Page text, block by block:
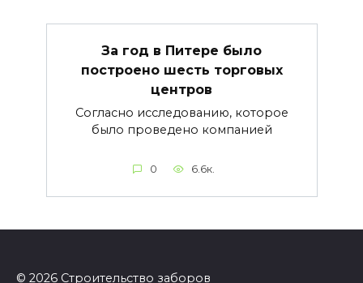
За год в Питере было
построено шесть торговых
центров
Согласно исследованию, которое
было проведено компанией
0 6.6к.
© 2026 Строительство заборов